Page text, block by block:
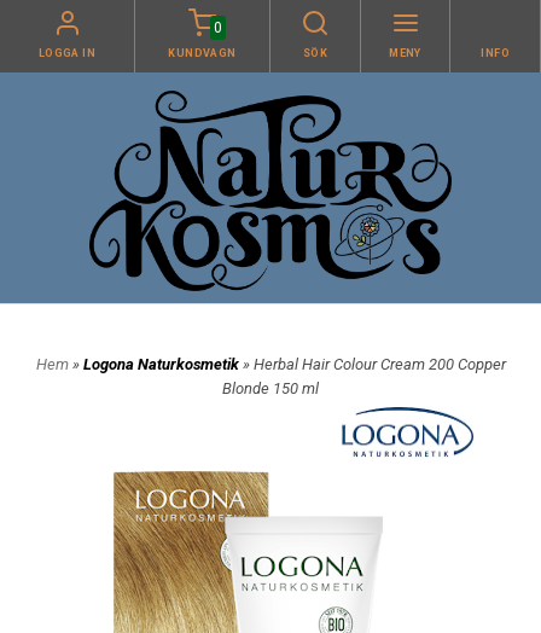
LOGGA IN
0
KUNDVAGN SÖK MENY INFO
Hem» Logona Naturkosmetik » Herbal Hair Colour Cream 200 Copper
Blonde 150 ml